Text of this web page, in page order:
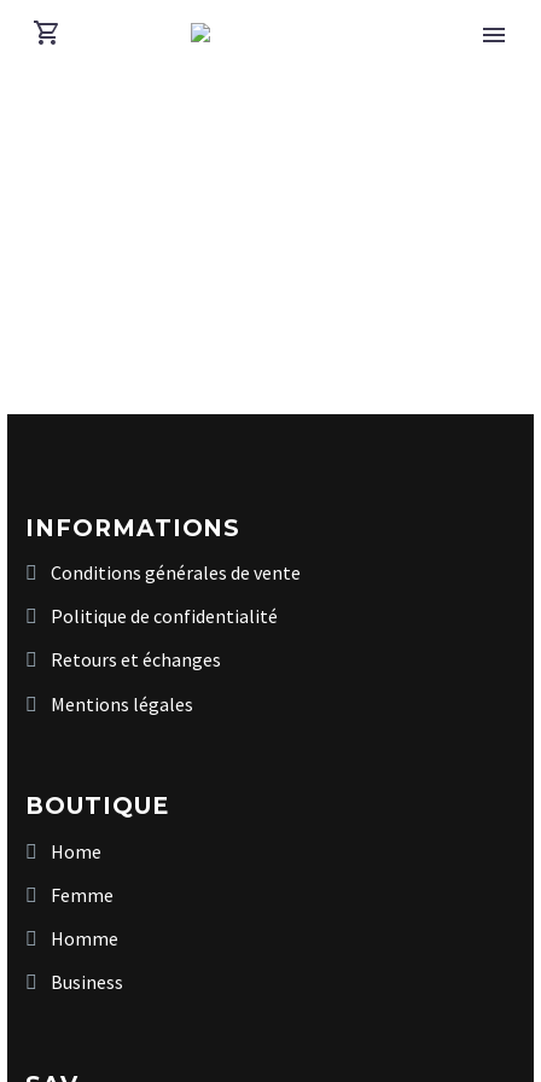
INFORMATIONS
Conditions générales de vente
Politique de confidentialité
Retours et échanges
Mentions légales
BOUTIQUE
Home
Femme
Homme
Business